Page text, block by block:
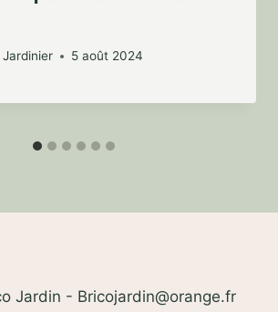
5 août 2024
Jardin - Bricojardin@orange.fr